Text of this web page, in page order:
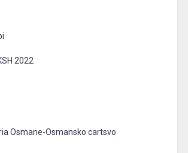
2022
Osmane-Osmansko cartsvo